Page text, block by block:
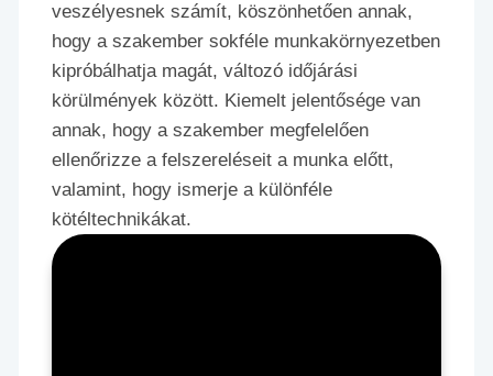
veszélyesnek számít, köszönhetően annak,
hogy a szakember sokféle munkakörnyezetben
kipróbálhatja magát, változó időjárási
körülmények között. Kiemelt jelentősége van
annak, hogy a szakember megfelelően
ellenőrizze a felszereléseit a munka előtt,
valamint, hogy ismerje a különféle
kötéltechnikákat.